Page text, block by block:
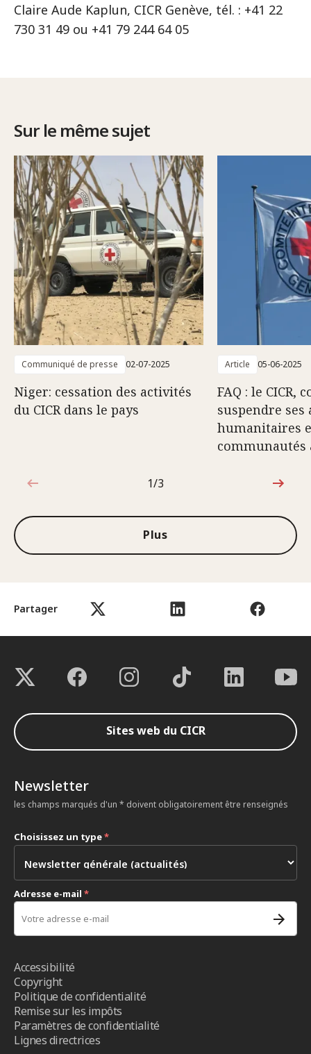
Partager
Claire Aude Kaplun, CICR Genève, tél. : +41 22
730 31 49 ou +41 79 244 64 05
Sur le même sujet
Communiqué de presse 02-07-2025
Niger: cessation des activités
du CICR dans le pays
Article 05-06-2025
FAQ : le CICR,
suspendre ses
humanitaires
communautés
1sur3
1/3
Plus
Sites web du CICR
Newsletter
les champs marqués d'un * doivent obligatoirement être renseignés
Choisissez un type*
Adresse e-mail *
Accessibilité
Copyright
Politique de confidentialité
Remise sur les impôts
Paramètres de confidentialité
Lignes directrices